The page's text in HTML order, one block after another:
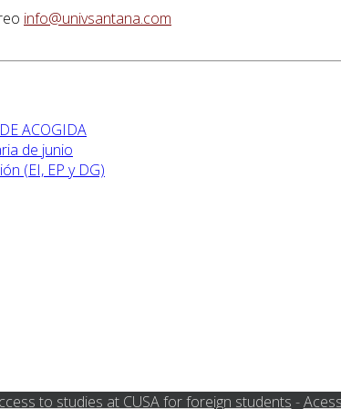
info@univsantana.com
ACOGIDA
de junio
(EI, EP y DG)
to studies at CUSA for foreign students -